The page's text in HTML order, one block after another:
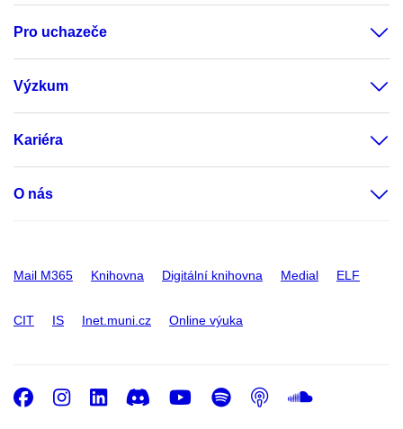
Pro uchazeče
Výzkum
Kariéra
O nás
Mail M365 Knihovna Digitální knihovna Medial ELF
CIT IS Inet.muni.cz Online výuka
Facebook
Instagram
LinkedIn
DiscordYoutube
Spotify
Podcast